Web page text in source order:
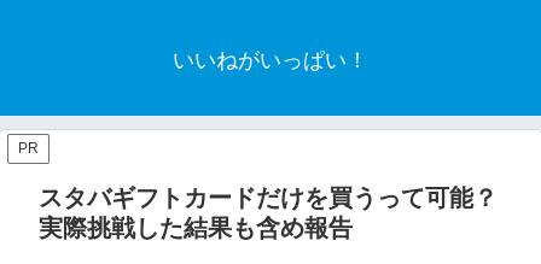
いいねがいっぱい！
PR
スタバギフトカードだけを買うって可能？
実際挑戦した結果も含め報告